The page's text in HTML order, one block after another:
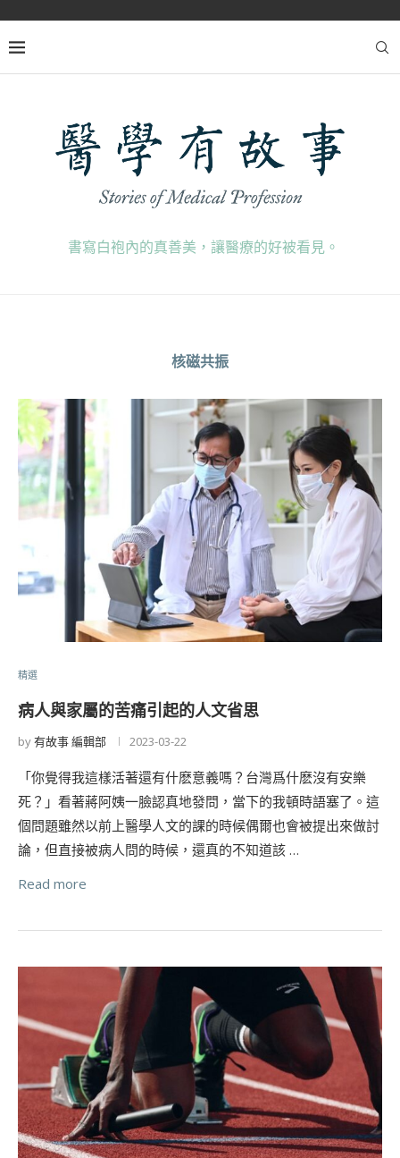
書寫白袍內的真善美，讓醫療的好被看見。
核磁共振
精選
病人與家屬的苦痛引起的人文省思
by有故事 編輯部 2023-03-22
「你覺得我這樣活著還有什麽意義嗎？台灣爲什麽沒有安樂
死？」看著蔣阿姨一臉認真地發問，當下的我頓時語塞了。這
個問題雖然以前上醫學人文的課的時候偶爾也會被提出來做討
論，但直接被病人問的時候，還真的不知道該 …
Read more